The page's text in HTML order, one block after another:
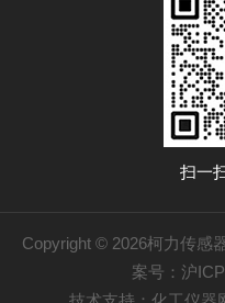
扫一
Copyright © 2026柯力传感
案号：沪